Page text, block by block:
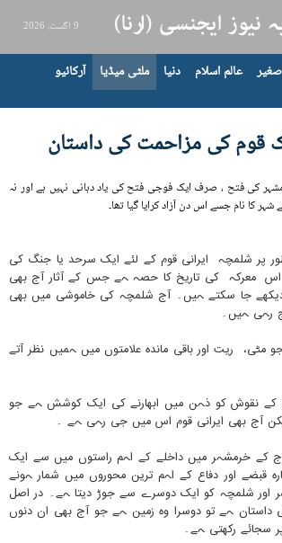
9 اگست، 2026
عالم اسلام دنیا ملٹی میڈیا آرکائیو
قوم کی مزاحمت کی داستان
میں خرمشہر کی فتح ، صرف ایک فوجی فتح کی یاد دہانی نہیں ہے اور نہ
کا نام جسے اس دن آزاد کرایا گیا تھا۔
پر شلمچہ ایرانی قوم کے لئے ایک سرحد یا جنگ کی
اس معرکہ کی تاریخ کا حصہ ہے جس کے آثار آج بھی
دیکھے جا سکتے ہیں۔ آج شلمچہ کی خاموشی میں بھی
رہی ہيں۔
مٹی، ریت اور باقی ماندہ علامتوں میں ہمیں نظر آتے
کے نقوش کو ذہن میں ابھارنے کی ایک کوشش ہے جو
آج بھی ایرانی قوم اس میں جی رہی ہے ۔
کے خرمشہر میں داخلے کے اہم راستوں میں سے ایک
قبضے اور دفاع کے اہم ترین محوروں میں شمار ہونے
اور شلمچہ کو ایک دوسرے سے جوڑ دیتا ہے۔ در اصل
داستان ہے تو دوسرا وہ زمین ہے جو آج بھی ان دنوں
سجائے رکھتی ہے۔